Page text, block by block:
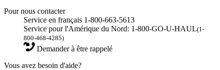
Pour nous contacter
Service en français 1-800-663-5613
Service pour l'Amérique du Nord: 1-800-GO-U-HAUL(1-
800-468-4285)
Demander à être rappelé
Vous avez besoin d'aide?